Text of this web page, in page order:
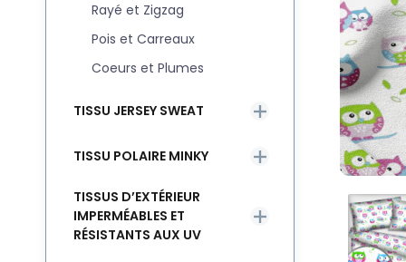
Rayé et Zigzag
Pois et Carreaux
Coeurs et Plumes
TISSU JERSEY SWEAT
TISSU POLAIRE MINKY
TISSUS D’EXTÉRIEUR
IMPERMÉABLES ET
RÉSISTANTS AUX UV